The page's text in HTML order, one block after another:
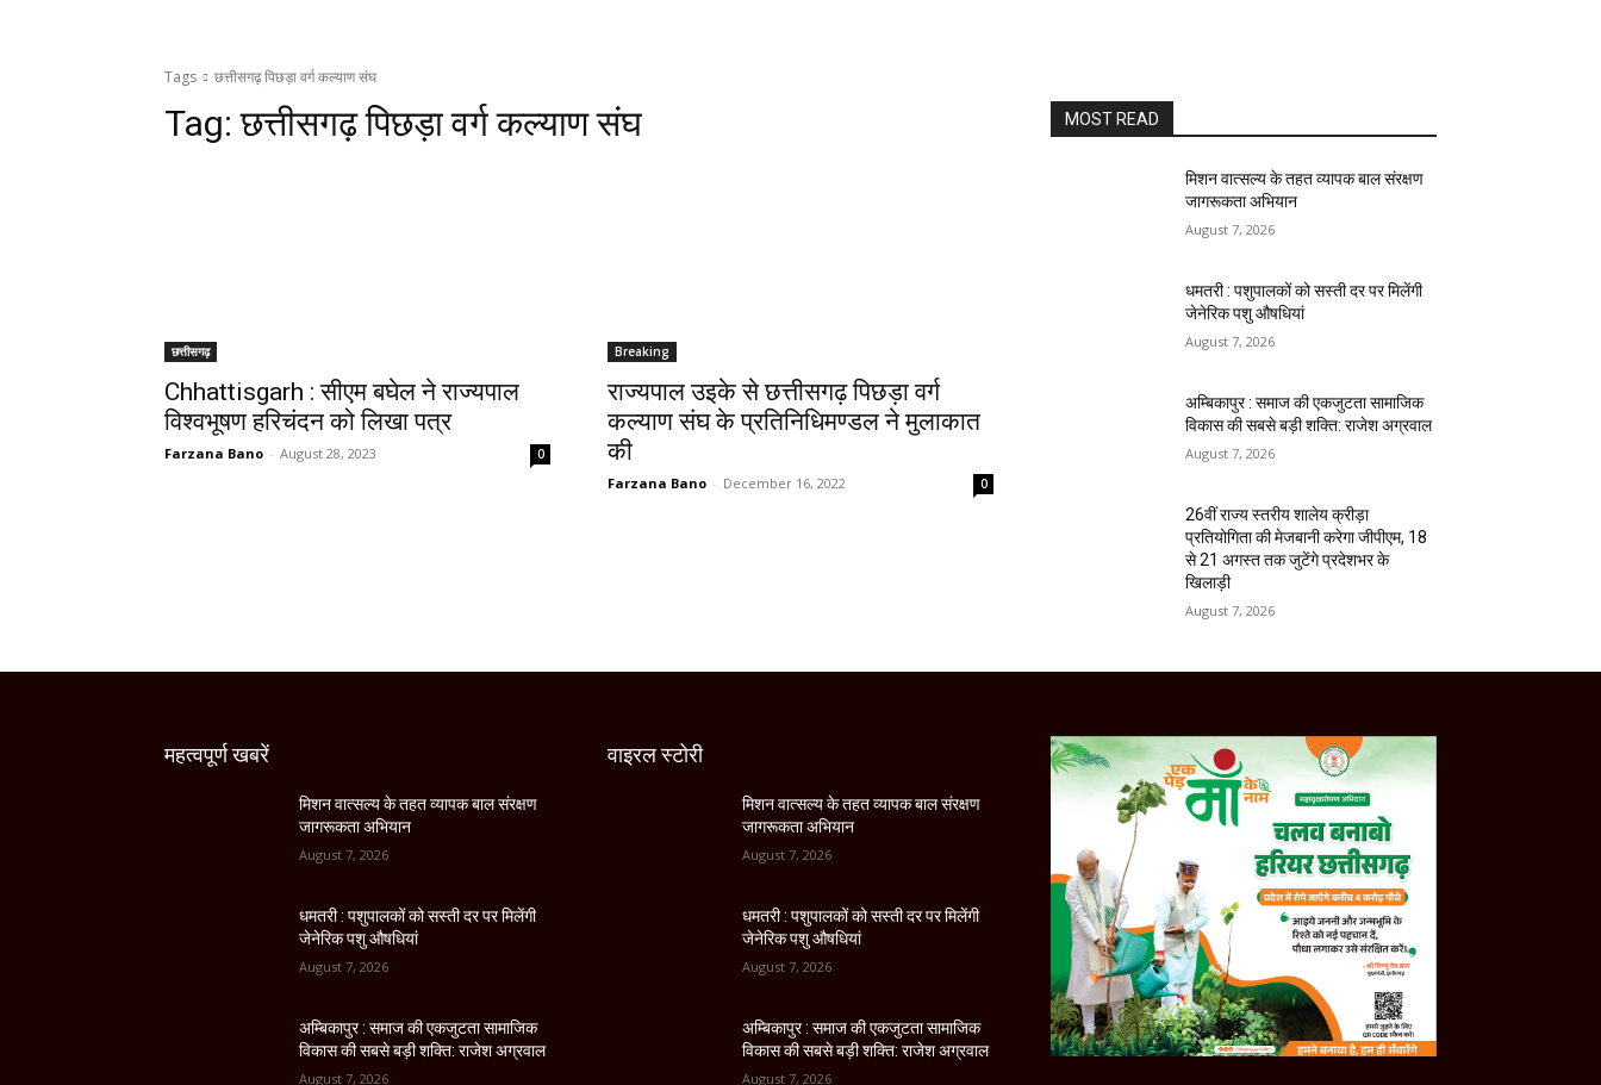
Tags छत्तीसगढ़ पिछड़ा वर्ग कल्याण संघ
Tag:छत्तीसगढ़ पिछड़ा वर्ग कल्याण संघ
छत्तीसगढ़
Chhattisgarh : सीएम बघेल ने राज्यपाल
विश्वभूषण हरिचंदन को लिखा पत्र
Farzana Bano - August 28, 2023 0
Breaking
राज्यपाल उइके से छत्तीसगढ़ पिछड़ा वर्ग
कल्याण संघ के प्रतिनिधिमण्डल ने मुलाकात
की
Farzana Bano - December 16, 2022 0
MOST READ
मिशन वात्सल्य के तहत व्यापक बाल संरक्षण
जागरूकता अभियान
August 7, 2026
धमतरी : पशुपालकों को सस्ती दर पर मिलेंगी
जेनेरिक पशु औषधियां
August 7, 2026
अम्बिकापुर : समाज की एकजुटता सामाजिक
विकास की सबसे बड़ी शक्ति: राजेश अग्रवाल
August 7, 2026
26वीं राज्य स्तरीय शालेय क्रीड़ा
प्रतियोगिता की मेजबानी करेगा जीपीएम, 18
से 21 अगस्त तक जुटेंगे प्रदेशभर के
खिलाड़ी
August 7, 2026
महत्वपूर्ण खबरें
मिशन वात्सल्य के तहत व्यापक बाल संरक्षण
जागरूकता अभियान
August 7, 2026
धमतरी : पशुपालकों को सस्ती दर पर मिलेंगी
जेनेरिक पशु औषधियां
August 7, 2026
अम्बिकापुर : समाज की एकजुटता सामाजिक
विकास की सबसे बड़ी शक्ति: राजेश अग्रवाल
August 7, 2026
वाइरल स्टोरी
मिशन वात्सल्य के तहत व्यापक बाल संरक्षण
जागरूकता अभियान
August 7, 2026
धमतरी : पशुपालकों को सस्ती दर पर मिलेंगी
जेनेरिक पशु औषधियां
August 7, 2026
अम्बिकापुर : समाज की एकजुटता सामाजिक
विकास की सबसे बड़ी शक्ति: राजेश अग्रवाल
August 7, 2026